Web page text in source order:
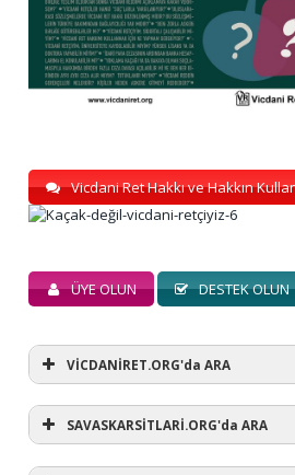
Vicdani Ret Hakkı ve Hakkın
ÜYE OLUN DESTEK OLUN
VİCDANİRET.ORG'da ARA
SAVASKARSİTLARİ.ORG'da ARA